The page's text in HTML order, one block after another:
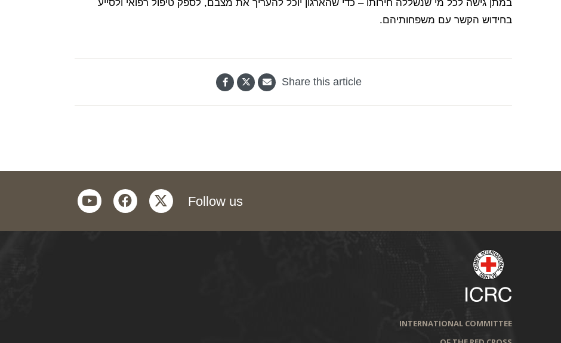
במתן גישה לכל מי שנשללה חירותו – כדי שהארגון יוכל להעריך את מצבם, לספק טיפול רפואי ולסייע
בחידוש הקשר עם משפחותיהם.
Share this article
Follow us
twitter
facebook
youtube
INTERNATIONAL COMMITTEE